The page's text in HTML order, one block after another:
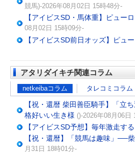
競馬)-2026年08月02日 15時48分-
【アイビスSD・馬体重】ピュー
08月02日 15時09分-
【アイビスSD前日オッズ】ピュ
アタリダイキチ関連コラム
netkeibaコラム タレコミコラム
【祝・還暦 柴田善臣騎手】「立
格好いい生き様 ()-2026年08月06日
【アイビスSD予想】毎年激走す
【祝・還暦】「競馬は趣味」──
月31日 18時01分-